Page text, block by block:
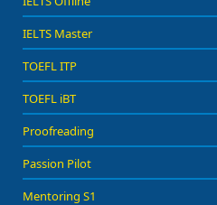
IELTS Master
TOEFL ITP
TOEFL iBT
Proofreading
Passion Pilot
Mentoring S1